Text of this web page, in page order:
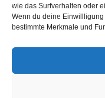
wie das Surfverhalten oder
Wenn du deine
bestimmte Merkmale und